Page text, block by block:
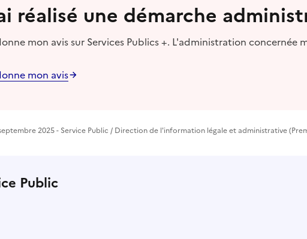
réalisé une démarche
mon avis sur Services Publics +. L'administration concernée
mon avis
2025 - Service Public / Direction de l'information légale et administrative
Public